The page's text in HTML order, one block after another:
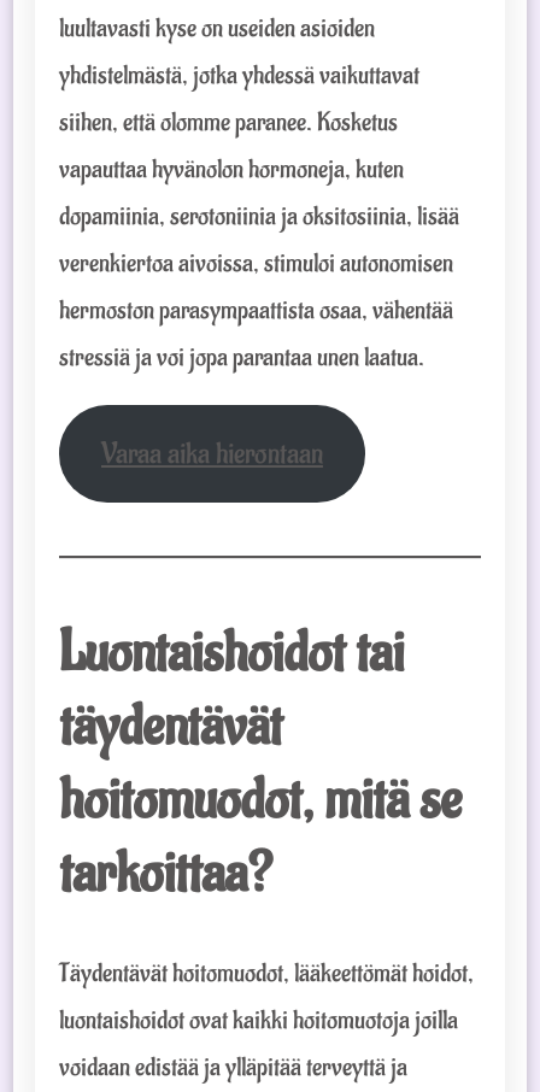
luultavasti kyse on useiden asioiden
yhdistelmästä, jotka yhdessä vaikuttavat
siihen, että olomme paranee. Kosketus
vapauttaa hyvänolon hormoneja, kuten
dopamiinia, serotoniinia ja oksitosiinia, lisää
verenkiertoa aivoissa, stimuloi autonomisen
hermoston parasympaattista osaa, vähentää
stressiä ja voi jopa parantaa unen laatua.
Varaa aika hierontaan
Luontaishoidot tai
täydentävät
hoitomuodot, mitä se
tarkoittaa?
Täydentävät hoitomuodot, lääkeettömät hoidot,
luontaishoidot ovat kaikki hoitomuotoja joilla
voidaan edistää ja ylläpitää terveyttä ja